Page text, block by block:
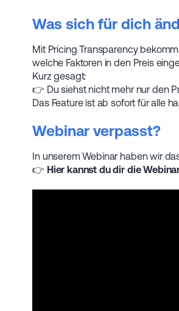
Was sich für dich
Mit Pricing Transparency
welche Faktoren in den Preis
Kurz gesagt:
👉 Du siehst nicht mehr nur den
Das Feature ist ab sofort für alle
Webinar verpasst?
In unserem Webinar haben wir
👉 Hier kannst du dir die